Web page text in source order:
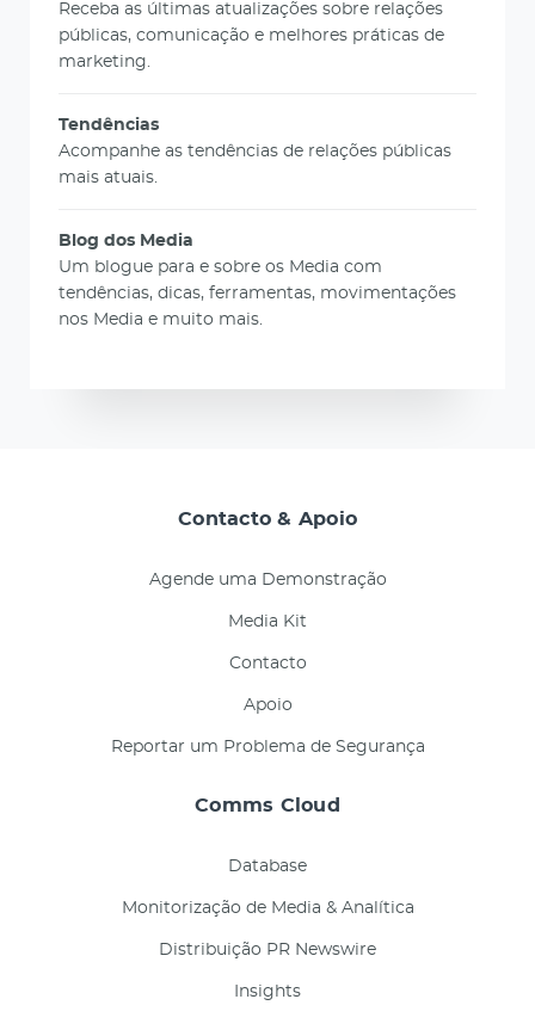
Receba as últimas atualizações sobre relações
públicas, comunicação e melhores práticas de
marketing.
Tendências
Acompanhe as tendências de relações públicas
mais atuais.
Blog dos Media
Um blogue para e sobre os Media com
tendências, dicas, ferramentas, movimentações
nos Media e muito mais.
Contacto & Apoio
Agende uma Demonstração
Media Kit
Contacto
Apoio
Reportar um Problema de Segurança
Comms Cloud
Database
Monitorização de Media & Analítica
Distribuição PR Newswire
Insights